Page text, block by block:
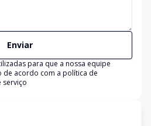
Enviar
para que a nossa equipe
de acordo com a política de
serviço